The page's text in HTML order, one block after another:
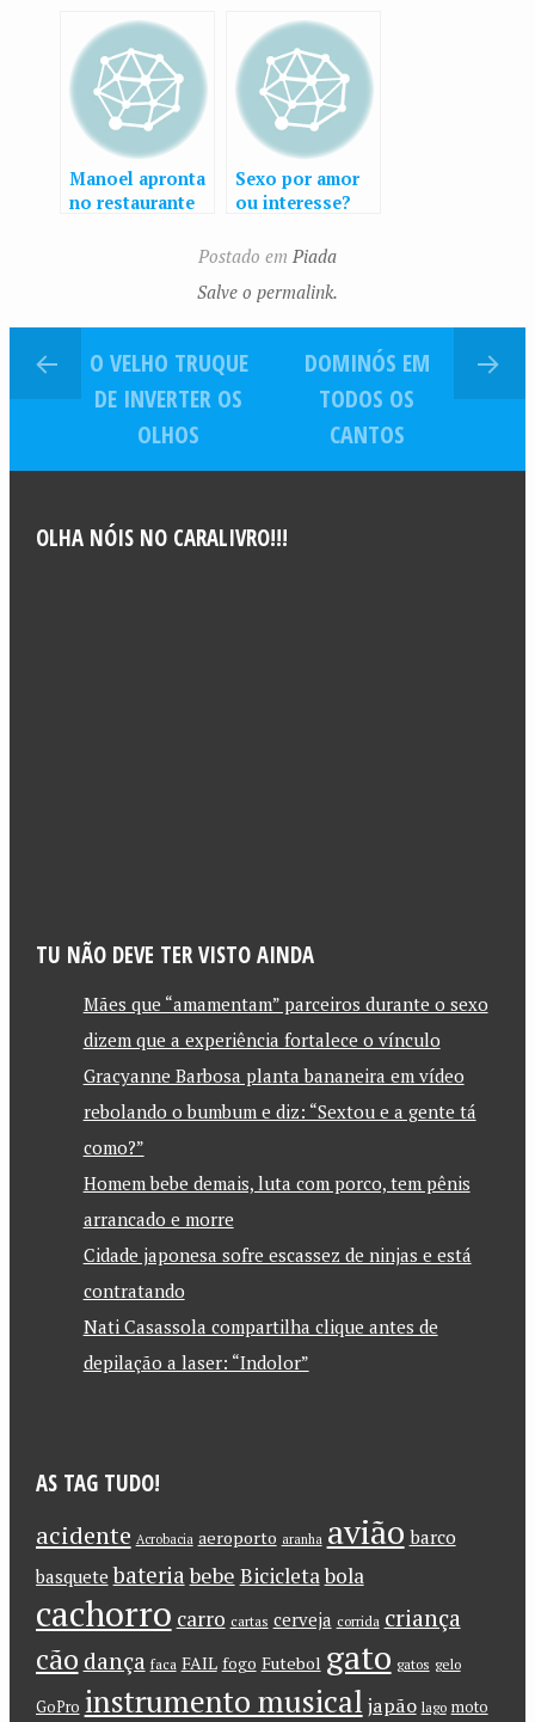
rolante
Manoel apronta
no restaurante
Sexo por amor
ou interesse?
Postado em Piada
Salve o permalink.
O VELHO TRUQUE
DE INVERTER OS
OLHOS
DOMINÓS EM
TODOS OS
CANTOS
OLHA NÓIS NO CARALIVRO!!!
TU NÃO DEVE TER VISTO AINDA
Mães que “amamentam” parceiros durante o sexo
dizem que a experiência fortalece o vínculo
Gracyanne Barbosa planta bananeira em vídeo
rebolando o bumbum e diz: “Sextou e a gente tá
como?”
Homem bebe demais, luta com porco, tem pênis
arrancado e morre
Cidade japonesa sofre escassez de ninjas e está
contratando
Nati Casassola compartilha clique antes de
depilação a laser: “Indolor”
AS TAG TUDO!
acidente Acrobacia aeroporto aranha avião barco
basquete bateriabebe Bicicletabola
cachorro carro cartas cerveja corrida criança
cão dança faca FAIL fogo Futebol gato gatos gelo
GoPro instrumento musical japão lago moto